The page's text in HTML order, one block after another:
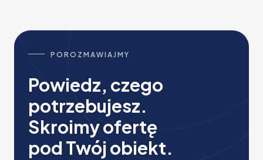
POROZMAWIAJMY
Powiedz, czego
potrzebujesz.
Skroimy ofertę
pod Twój obiekt.